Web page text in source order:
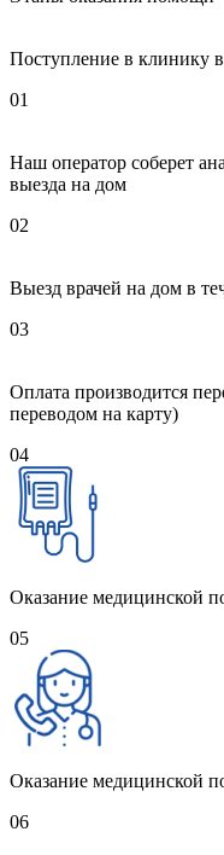
Поступление в клинику
01
Наш оператор соберет
выезда на дом
02
Выезд врачей на дом в
03
Оплата производится
переводом на карту)
04
Оказание медицинской
05
Оказание медицинской
06